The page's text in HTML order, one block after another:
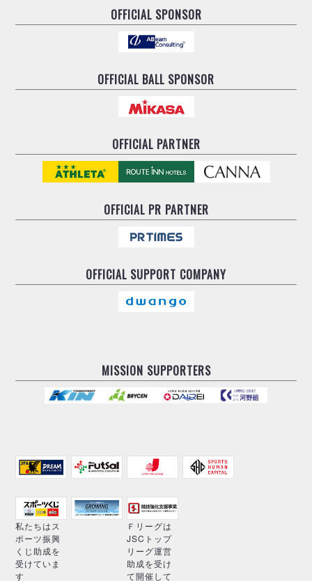
OFFICIAL SPONSOR
OFFICIAL BALL SPONSOR
OFFICIAL PARTNER
OFFICIALPR PARTNER
OFFICIAL SUPPORT COMPANY
MISSION SUPPORTERS
私たちはス
ポーツ振興
くじ助成を
受けていま
す
Ｆリーグは
JSCトップ
リーグ運営
助成を受け
て開催して